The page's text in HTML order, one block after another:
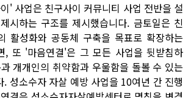
' 사업은 친구사이 커뮤니티 사업 전반을 설
시하는 구조를 제시했습니다. 금토일은 친
활성화와 공동체 구축을 목표로 확장하는
, 또 '마음연결'은 그 모든 사업을 뒷받침하
개개인의 취약함과 우울함을 돌볼 수 있는
. 성소수자 자살 예방 사업을 10여년 간 진행